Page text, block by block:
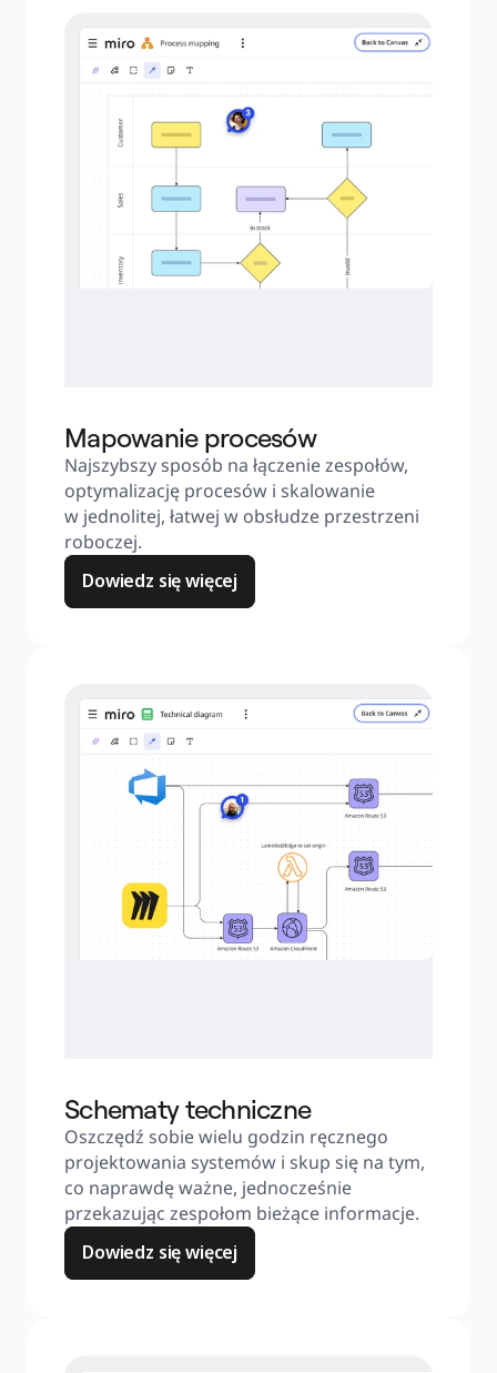
Mapowanie procesów
Najszybszy sposób na łączenie zespołów,
optymalizację procesów i skalowanie
w jednolitej, łatwej w obsłudze przestrzeni
roboczej.
Dowiedz się więcej
Schematy techniczne
Oszczędź sobie wielu godzin ręcznego
projektowania systemów i skup się na tym,
co naprawdę ważne, jednocześnie
przekazując zespołom bieżące informacje.
Dowiedz się więcej